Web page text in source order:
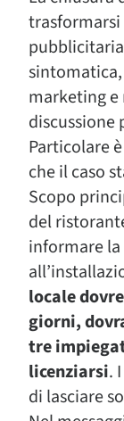
marketing e
Particolare
che il caso
Scopo
del
informare
locale
giorni,
tre
licenziarsi.
di lasciare